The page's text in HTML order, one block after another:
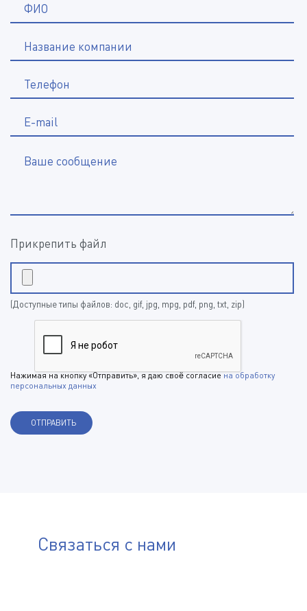
ФИО
Название компании
Телефон
E-mail
Ваше сообщение
Прикрепить файл
(Доступные типы файлов: doc, gif, jpg, mpg, pdf, png, txt, zip)
Нажимая на кнопку «Отправить», я даю своё согласиена обработку
персональных данных
Связаться с нами